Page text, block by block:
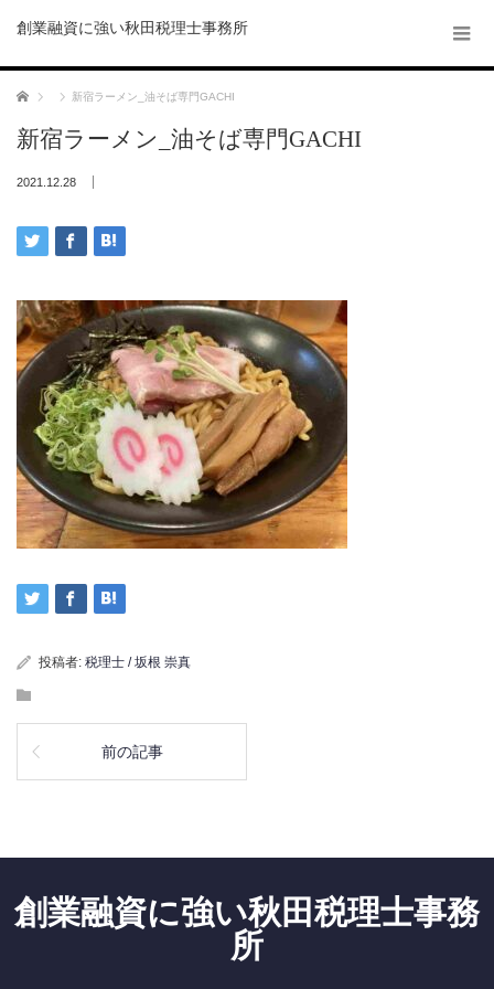
創業融資に強い秋田税理士事務所
ホーム 新宿ラーメン_油そば専門GACHI
新宿ラーメン_油そば専門GACHI
2021.12.28
投稿者: 税理士 / 坂根 崇真
前の記事
創業融資に強い秋田税理士事務
所